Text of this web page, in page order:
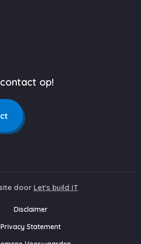
op!
door Let's build IT
Disclaimer
Privacy Statement